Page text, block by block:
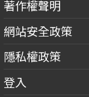
著作權聲明
網站安全政策
隱私權政策
登入